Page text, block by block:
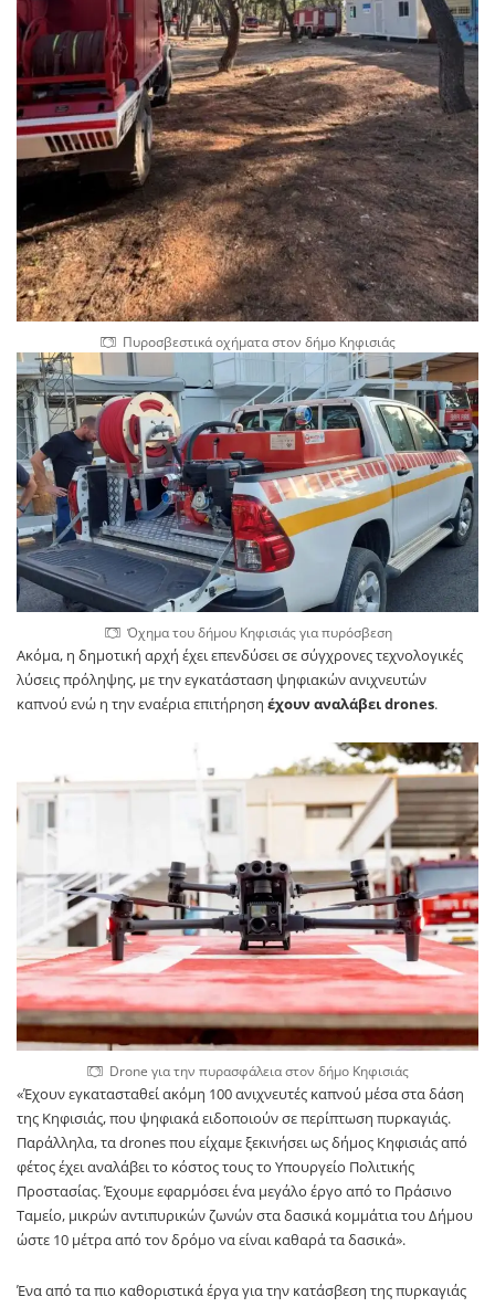
Πυροσβεστικά οχήματα στον δήμο Κηφισιάς
Όχημα του δήμου Κηφισιάς για πυρόσβεση
Ακόμα, η δημοτική αρχή έχει επενδύσει σε σύγχρονες τεχνολογικές
λύσεις πρόληψης, με την εγκατάσταση ψηφιακών ανιχνευτών
καπνού ενώ η την εναέρια επιτήρηση έχουν αναλάβει drones.
Drone για την πυρασφάλεια στον δήμο Κηφισιάς
«Έχουν εγκατασταθεί ακόμη 100 ανιχνευτές καπνού μέσα στα δάση
της Κηφισιάς, που ψηφιακά ειδοποιούν σε περίπτωση πυρκαγιάς.
Παράλληλα, τα drones που είχαμε ξεκινήσει ως δήμος Κηφισιάς από
φέτος έχει αναλάβει το κόστος τους το Υπουργείο Πολιτικής
Προστασίας. Έχουμε εφαρμόσει ένα μεγάλο έργο από το Πράσινο
Ταμείο, μικρών αντιπυρικών ζωνών στα δασικά κομμάτια του Δήμου
ώστε 10 μέτρα από τον δρόμο να είναι καθαρά τα δασικά».
Ένα από τα πιο καθοριστικά έργα για την κατάσβεση της πυρκαγιάς